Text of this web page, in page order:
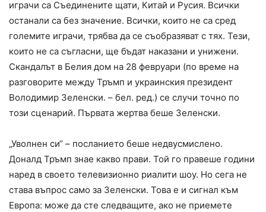
играчи са Съединените щати, Китай и Русия. Всички
останали са без значение. Всички, които не са сред
големите играчи, трябва да се съобразяват с тях. Тези,
които не са съгласни, ще бъдат наказани и унижени.
Скандалът в Белия дом на 28 февруари (по време на
разговорите между Тръмп и украинския президент
Володимир Зеленски. – бел. ред.) се случи точно по
този сценарий. Първата жертва беше Зеленски.
„Уволнен си“ – посланието беше недвусмислено.
Доналд Тръмп знае какво прави. Той го правеше години
наред в своето телевизионно риалити шоу. Но сега не
става въпрос само за Зеленски. Това е и сигнал към
Европа: може да сте следващите, ако не приемете